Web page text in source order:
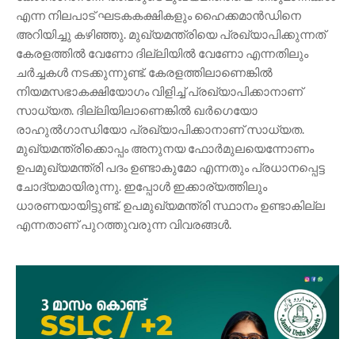
എന്ന നിലപാട് ഘടകകക്ഷികളും ഹൈക്കമാൻഡിനെ
അറിയിച്ചു കഴിഞ്ഞു. മുഖ്യമന്ത്രിയെ പ്രഖ്യാപിക്കുന്നത്
കേരളത്തിൽ വേണോ ദില്ലിയിൽ വേണോ എന്നതിലും
ചർച്ചകൾ നടക്കുന്നുണ്ട്. കേരളത്തിലാണെങ്കിൽ
നിയമസഭാകക്ഷിയോഗം വിളിച്ച് പ്രഖ്യാപിക്കാനാണ്
സാധ്യത. ദില്ലിയിലാണെങ്കിൽ ഖർഗെയോ
രാഹുൽഗാന്ധിയോ പ്രഖ്യാപിക്കാനാണ് സാധ്യത.
മുഖ്യമന്ത്രിക്കൊപ്പം അനുനയ ഫോർമുലയെന്നോണം
ഉപമുഖ്യമന്ത്രി പദം ഉണ്ടാകുമോ എന്നതും പ്രധാനപ്പെട്ട
ചോദ്യമായിരുന്നു. ഇപ്പോൾ ഇക്കാര്യത്തിലും
ധാരണയായിട്ടുണ്ട്. ഉപമുഖ്യമന്ത്രി സ്ഥാനം ഉണ്ടാകില്ല
എന്നതാണ് പുറത്തുവരുന്ന വിവരങ്ങൾ.